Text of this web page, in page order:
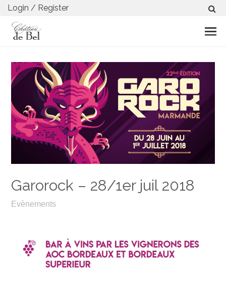
Login / Register
Garorock – 28/1er juil 2018
Evènements